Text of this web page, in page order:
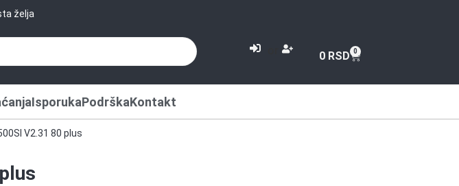
želja
0 RSD 0
IsporukaPodrškaKontakt
V2.31 80 plus